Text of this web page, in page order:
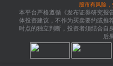
股市有风险，
本平台严格遵循《发布证券研究报
体投资建议，不作为买卖要约或推
时点的独立判断，投资者须结合自
后